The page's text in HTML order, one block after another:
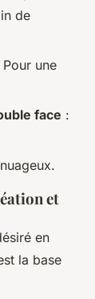
de
Pour une
face :
et
en
la base